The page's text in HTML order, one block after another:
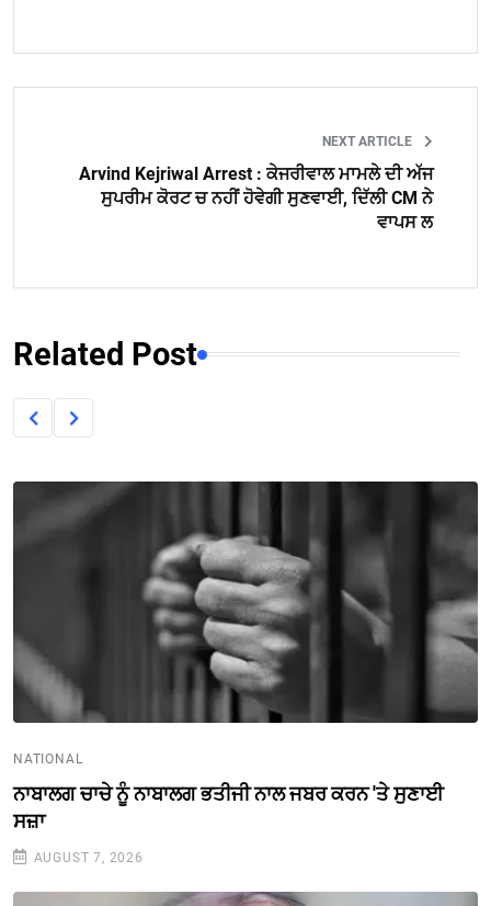
NEXT ARTICLE
Arvind Kejriwal Arrest : ਕੇਜਰੀਵਾਲ ਮਾਮਲੇ ਦੀ ਅੱਜ
ਸੁਪਰੀਮ ਕੋਰਟ ਚ ਨਹੀਂ ਹੋਵੇਗੀ ਸੁਣਵਾਈ, ਦਿੱਲੀ CM ਨੇ
ਵਾਪਸ ਲ
Related Post
NATIONAL
ਨਾਬਾਲਗ ਚਾਚੇ ਨੂੰ ਨਾਬਾਲਗ ਭਤੀਜੀ ਨਾਲ ਜਬਰ ਕਰਨ 'ਤੇ ਸੁਣਾਈ
ਸਜ਼ਾ
AUGUST 7, 2026